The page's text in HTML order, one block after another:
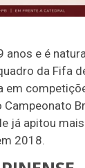
e é
da Fifa
em
Campeonato
já apitou
2018.